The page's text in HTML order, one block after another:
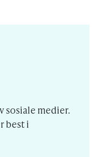
sosiale medier.
best i